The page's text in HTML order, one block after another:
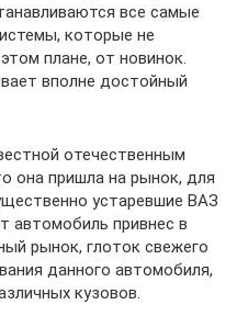
все самые
которые не
плане, от новинок.
вполне достойный
отечественным
она пришла на рынок, для
устаревшие ВАЗ
автомобиль привнес в
рынок, глоток свежего
данного автомобиля,
кузовов.